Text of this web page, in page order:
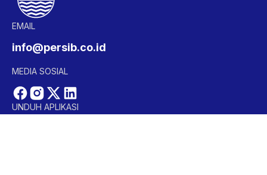
EMAIL
info@persib.co.id
MEDIA SOSIAL
UNDUH APLIKASI